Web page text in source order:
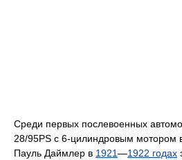
Среди первых послевоенных
28/95PS с 6-цилиндровым мотором
Пауль Даймлер в 1921—1922 годах